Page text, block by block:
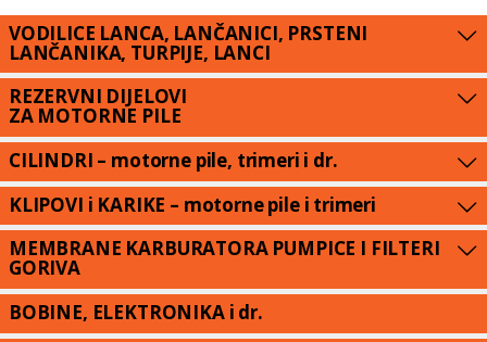
VODILICE LANCA, LANČANICI, PRSTENI
LANČANIKA, TURPIJE, LANCI
REZERVNI DIJELOVI
ZA MOTORNE PILE
CILINDRI – motorne pile, trimeri i dr.
KLIPOVI i KARIKE – motorne pile i trimeri
MEMBRANE KARBURATORA PUMPICE I FILTERI
GORIVA
BOBINE, ELEKTRONIKA i dr.